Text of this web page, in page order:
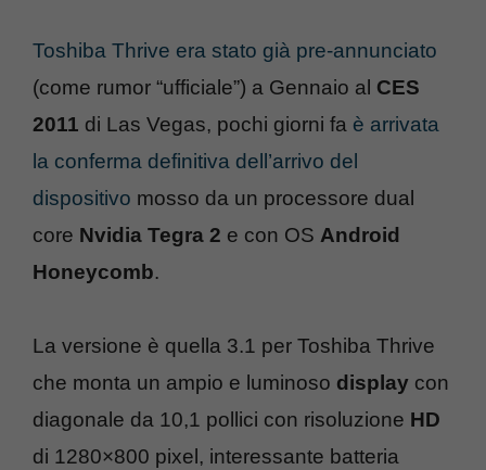
Toshiba Thrive era stato già pre-annunciato
(come rumor “ufficiale”) a Gennaio al CES
2011 di Las Vegas, pochi giorni fa è arrivata
la conferma definitiva dell’arrivo del
dispositivo mosso da un processore dual
core Nvidia Tegra 2 e con OS Android
Honeycomb.
La versione è quella 3.1 per Toshiba Thrive
che monta un ampio e luminoso display con
diagonale da 10,1 pollici con risoluzione HD
di 1280×800 pixel, interessante batteria